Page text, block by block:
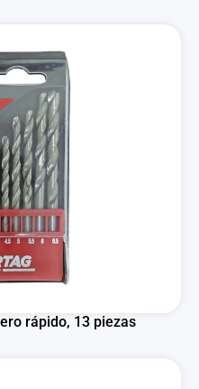
rápido, 13 piezas